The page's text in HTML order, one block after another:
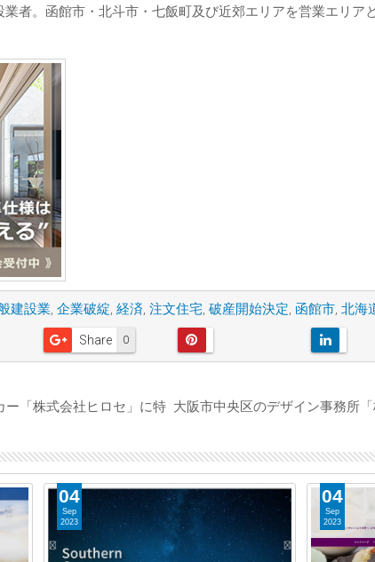
者。函館市・北斗市・七飯町及び近郊エリアを営業エリア
建設業, 企業破綻, 経済, 注文住宅, 破産開始決定, 函館市, 北海
0
Share
「株式会社ヒロセ」に特 大阪市中央区のデザイン事務所
04
Sep
2023
04
Sep
2023